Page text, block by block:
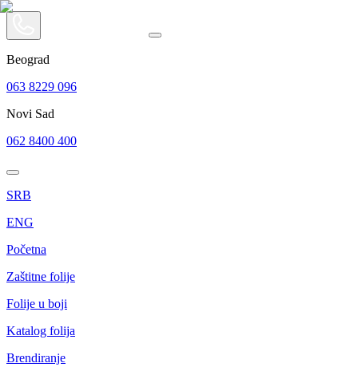
Beograd
063 8229 096
Novi Sad
062 8400 400
SRB
ENG
Početna
Zaštitne folije
Folije u boji
Katalog folija
Brendiranje